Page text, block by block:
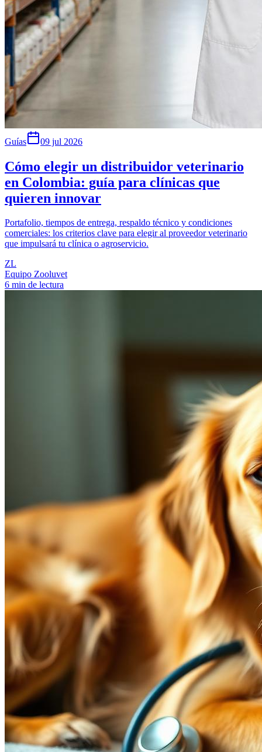
Guías 09 jul 2026
Cómo elegir un distribuidor veterinario
en Colombia: guía para clínicas que
quieren innovar
Portafolio, tiempos de entrega, respaldo técnico y condiciones
comerciales: los criterios clave para elegir al proveedor veterinario
que impulsará tu clínica o agroservicio.
ZL
Equipo Zooluvet
6 min de lectura